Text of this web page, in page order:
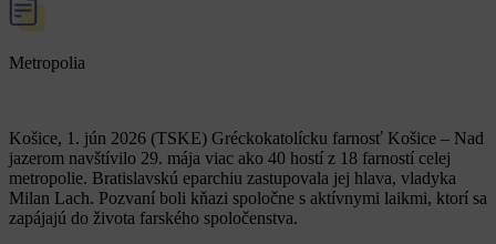
Metropolia
Košice, 1. jún 2026 (TSKE) Gréckokatolícku farnosť Košice – Nad
jazerom navštívilo 29. mája viac ako 40 hostí z 18 farností celej
metropolie. Bratislavskú eparchiu zastupovala jej hlava, vladyka
Milan Lach. Pozvaní boli kňazi spoločne s aktívnymi laikmi, ktorí sa
zapájajú do života farského spoločenstva.